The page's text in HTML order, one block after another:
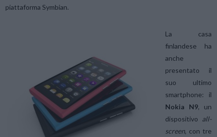
piattaforma Symbian.
La casa
finlandese ha
anche
presentato il
suo ultimo
smartphone: il
Nokia N9, un
dispositivo all-
screen, con tre